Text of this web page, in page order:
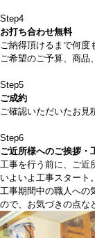
Step4
お打ち合わせ無料
ご納得頂けるまで何度
ご希望のご予算、商品
Step5
ご成約
ご確認いただいたお見
Step6
ご近所様へのご挨拶・
工事を行う前に、ご近
いよいよ工事スタート。
工事期間中の職人への
ので、お気づきの点な